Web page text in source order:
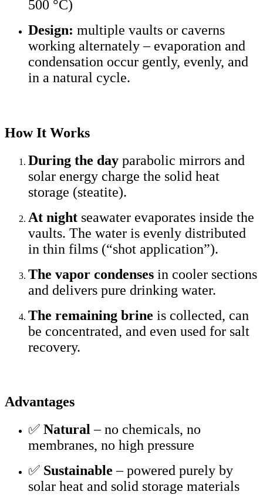
500 °C)
Design: multiple vaults or caverns
working alternately – evaporation and
condensation occur gently, evenly, and
in a natural cycle.
How It Works
During the day parabolic mirrors and
solar energy charge the solid heat
storage (steatite).
At night seawater evaporates inside the
vaults. The water is evenly distributed
in thin films (“shot application”).
The vapor condenses in cooler sections
and delivers pure drinking water.
The remaining brine is collected, can
be concentrated, and even used for salt
recovery.
Advantages
✅ Natural– no chemicals, no
membranes, no high pressure
✅ Sustainable – powered purely by
solar heat and solid storage materials